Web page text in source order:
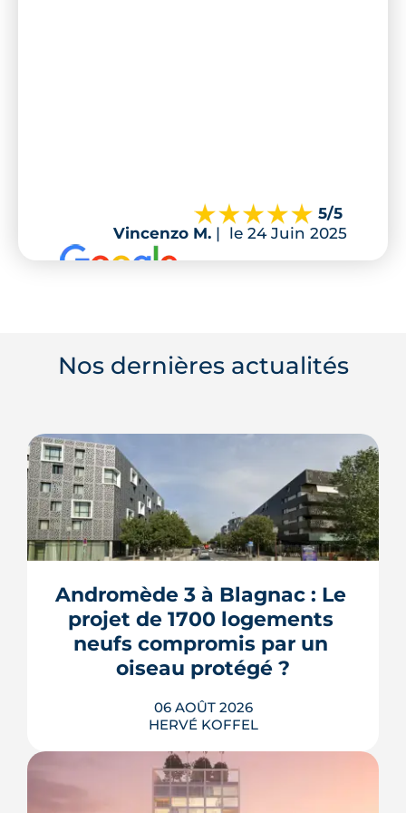
5/5
Vincenzo M. | le 24 Juin 2025
Nos dernières actualités
Andromède 3 à Blagnac : Le
projet de 1700 logements
neufs compromis par un
oiseau protégé ?
06 AOÛT 2026
HERVÉ KOFFEL